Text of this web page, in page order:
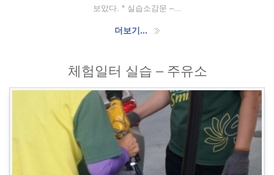
보았다. * 실습소감문 –...
더보기...
체험일터 실습 – 주유소